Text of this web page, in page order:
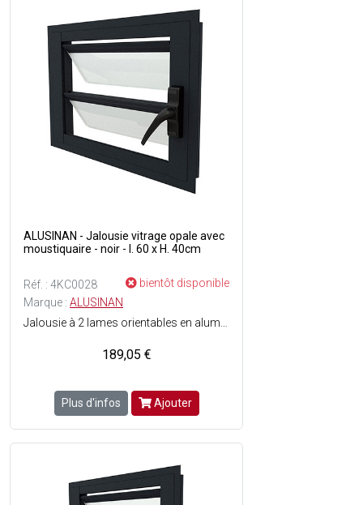
ALUSINAN - Jalousie vitrage opale avec
moustiquaire - noir - l. 60 x H. 40cm
Réf. : 4KC0028
bientôt disponible
Marque : ALUSINAN
189,05 €
Plus d'infos Ajouter